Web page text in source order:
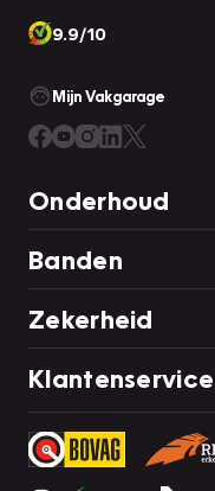
9.9/10
Mijn Vakgarage
Onderhoud
Banden
Zekerheid
Klantenservice